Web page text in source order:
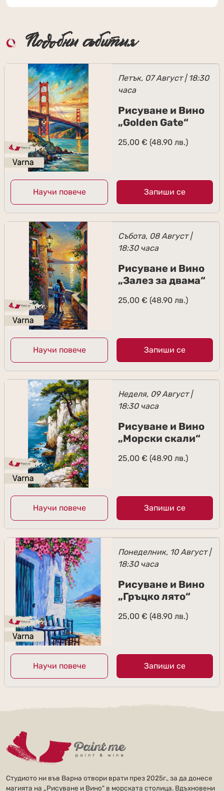
Подобни събития
Петък, 07 Август | 18:30
часа
Рисуване и Вино
„Golden Gate“
25,00 € (48.90 лв.)
Научи повече Запиши се
Събота, 08 Август |
18:30 часа
Рисуване и Вино
„Залез за двама“
25,00 € (48.90 лв.)
Научи повече Запиши се
Неделя, 09 Август |
18:30 часа
Рисуване и Вино
„Морски скали“
25,00 € (48.90 лв.)
Научи повече Запиши се
Понеделник, 10 Август |
18:30 часа
Рисуване и Вино
„Гръцко лято“
25,00 € (48.90 лв.)
Научи повече Запиши се
Студиото ни във Варна отвори врати през 2025г., за да донесе
магията на „Рисуване и Вино" в морската столица. Вдъхновени